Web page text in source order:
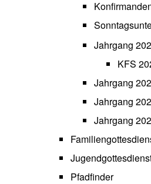
Jahrgang
KFS
Jahrgang
Jahrgang
Jahrgang
Pfadfinder(opens